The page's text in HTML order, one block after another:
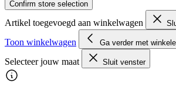
Confirm store selection
Artikel toegevoegd aan winkelwagen
Toon winkelwagen Ga verder met
Selecteer jouw maat Sluit venster